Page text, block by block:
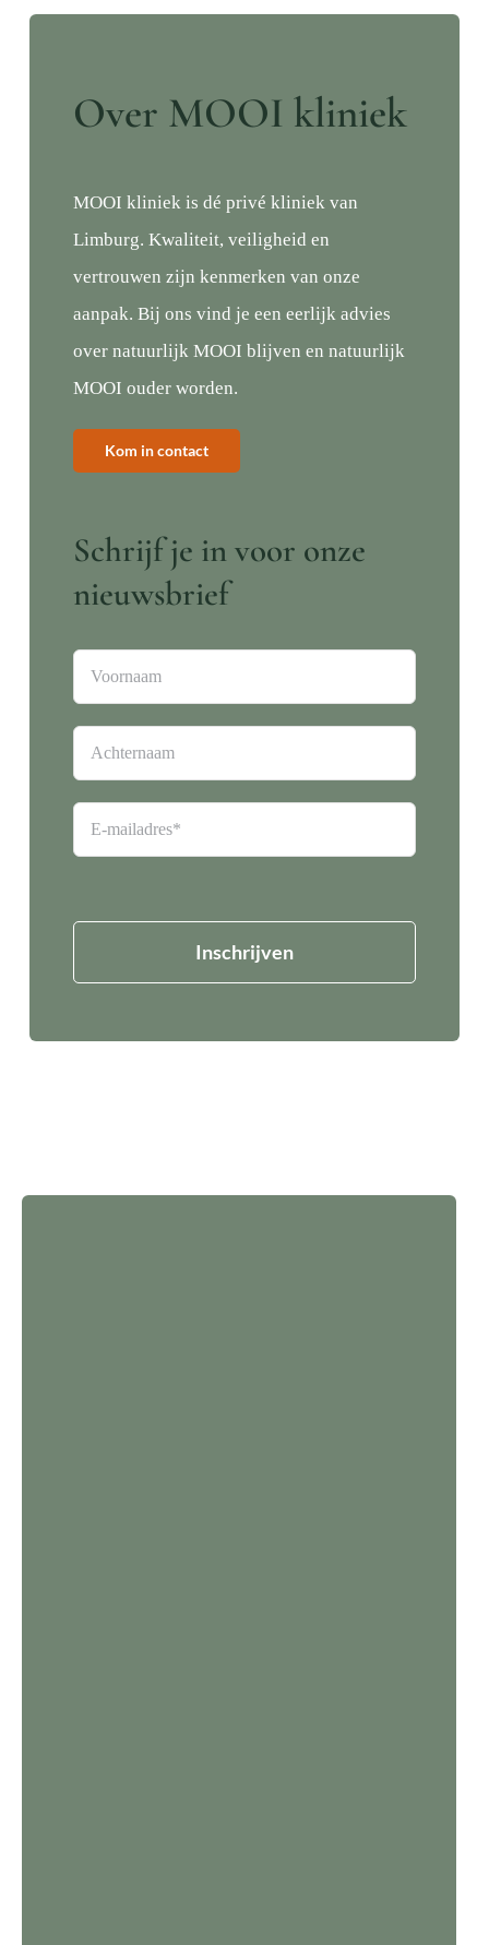
Over MOOI kliniek
MOOI kliniek is dé privé kliniek van
Limburg. Kwaliteit, veiligheid en
vertrouwen zijn kenmerken van onze
aanpak. Bij ons vind je een eerlijk advies
over natuurlijk MOOI blijven en natuurlijk
MOOI ouder worden.
Kom in contact
Schrijf je in voor onze
nieuwsbrief